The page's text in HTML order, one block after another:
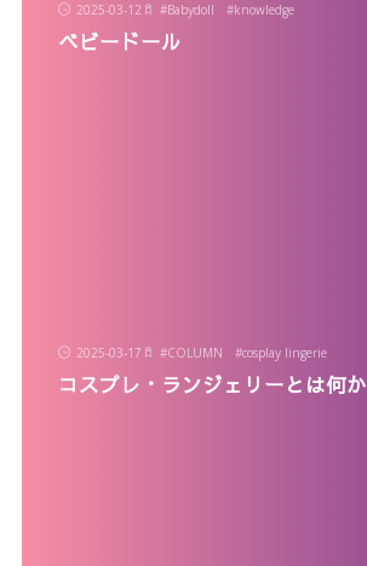
2025-03-12 #Babydoll #knowledge
ベビードール
2025-03-17 #COLUMN #cosplay lingerie
コスプレ・ランジェリーとは何か